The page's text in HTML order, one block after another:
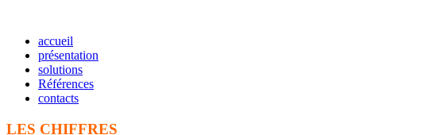
accueil
présentation
solutions
Références
contacts
LES CHIFFRES